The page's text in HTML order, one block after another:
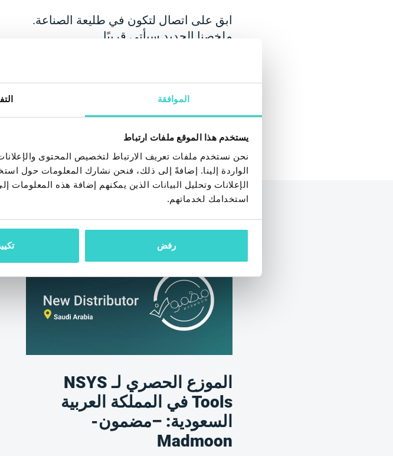
الموافقة
يستخدم هذا الموقع ملفات ارتباط
نحن نستخدم ملفات تعريف الارتباط لتخصيص المحتوى
الواردة إلينا. إضافةً إلى ذلك، فنحن نشارك المعلومات حول
الإعلانات وتحليل البيانات الذين يمكنهم إضافة هذه
استخدامك لخدماتهم.
رفض
ابق على اتصال لتكون في طليعة الصناعة.
ملخصنا الجديد سيأتي قريبًا.
الموزع الحصري لـ NSYS
Tools في المملكة العربية
السعودية: –مضمون-
Madmoon